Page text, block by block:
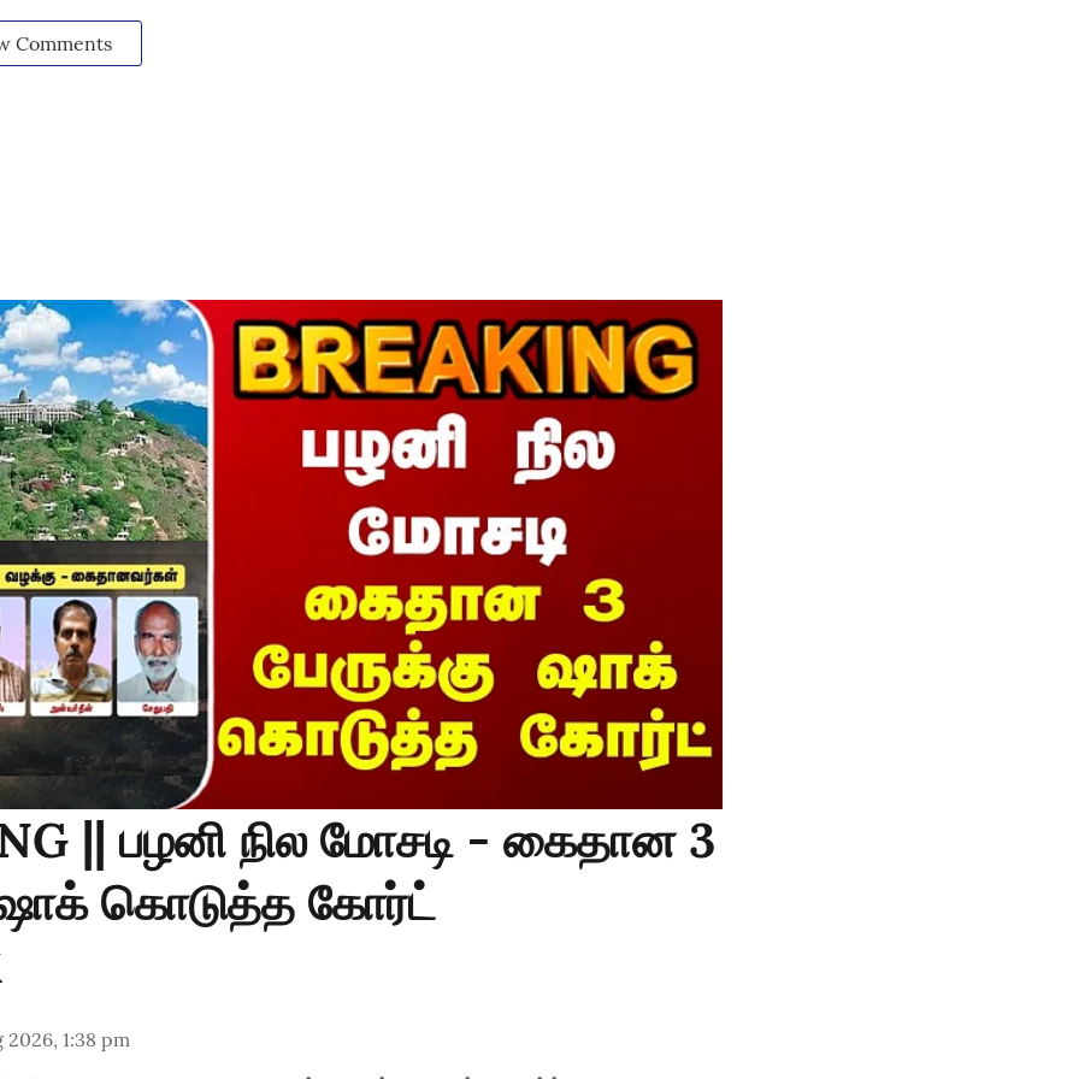
Comments
|| பழனி நில மோசடி - கைதான 3
ஷாக் கொடுத்த கோர்ட்
2026, 1:38 pm